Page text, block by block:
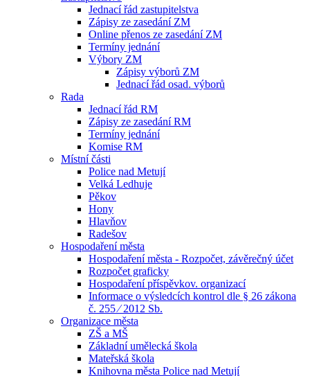
Jednací řád zastupitelstva
Zápisy ze zasedání ZM
Online přenos ze zasedání ZM
Termíny jednání
Výbory ZM
Zápisy výborů ZM
Jednací řád osad. výborů
Rada
Jednací řád RM
Zápisy ze zasedání RM
Termíny jednání
Komise RM
Místní části
Police nad Metují
Velká Ledhuje
Pěkov
Hony
Hlavňov
Radešov
Hospodaření města
Hospodaření města - Rozpočet, závěrečný účet
Rozpočet graficky
Hospodaření příspěvkov. organizací
Informace o výsledcích kontrol dle § 26 zákona
č. 255 ⁄ 2012 Sb.
Organizace města
ZŠ a MŠ
Základní umělecká škola
Mateřská škola
Knihovna města Police nad Metují